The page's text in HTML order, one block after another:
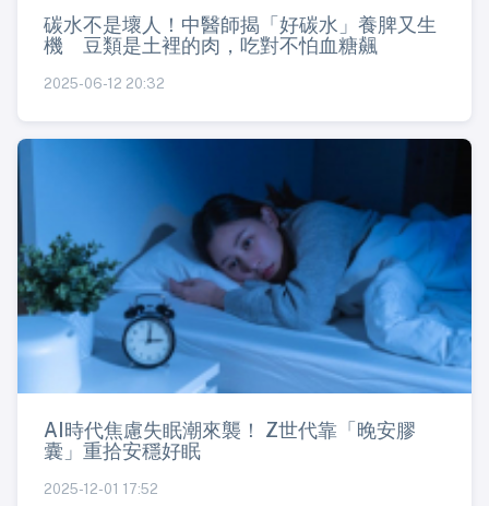
碳水不是壞人！中醫師揭「好碳水」養脾又生
機 豆類是土裡的肉，吃對不怕血糖飆
2025-06-12 20:32
AI時代焦慮失眠潮來襲！ Z世代靠「晚安膠
囊」重拾安穩好眠
2025-12-01 17:52